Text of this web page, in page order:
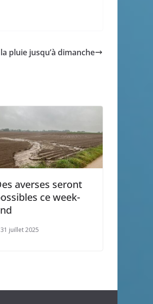
pluie jusqu’à dimanche
averses seront
ce week-
31 juillet 2025